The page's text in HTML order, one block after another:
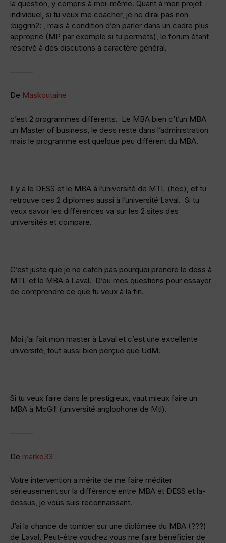
la question, y compris à moi-même. Quant à mon projet
individuel, si tu veux me coacher, je ne dirai pas non
:biggrin2: , mais à condition d’en parler dans un cadre plus
approprié (MP par exemple si tu permets), le forum étant
réservé à des discutions à caractère général.
———
De Maskoutaine
c’est 2 programmes différents. Le MBA bien c’t’un MBA
un Master of business, le dess reste dans l’administration
mais le programme est quelque peu différent du MBA.
Il y a le DESS et le MBA à l’université de MTL (hec), et tu
retrouve ces 2 diplomes aussi à l’université Laval. Si tu
veux savoir les différences va sur les 2 sites des
universités et compare.
C’est juste que je ne catch pas pourquoi prendre le dess à
MTL et le MBA à Laval. D’ou mes questions pour essayer
de comprendre ce que tu veux à la fin.
Moi j’ai fait mon master à Laval et c’est une excellente
université, tout aussi bien perçue que UdM.
Si tu veux faire dans le prestigieux, vaut mieux faire un
MBA à McGill (université anglophone de Mtl).
———
De marko33
Votre intervention a mérite de me faire méditer
sérieusement sur la différence entre MBA et DESS et la-
dessus, je vous suis reconnaissant.
J’ai la chance de tomber sur une diplômée du MBA (???)
de Laval. Peut-être voudrez vous me faire bénéficier de